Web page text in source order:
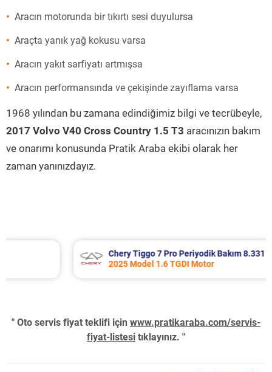
Aracın motorunda bir tıkırtı sesi duyulursa
Araçta yanık yağ kokusu varsa
Aracın yakıt sarfiyatı artmışsa
Aracın performansında ve çekişinde zayıflama varsa
1968 yılından bu zamana edindiğimiz bilgi ve tecrübeyle,
2017 Volvo V40 Cross Country 1.5 T3 aracınızın bakım
ve onarımı konusunda Pratik Araba ekibi olarak her
zaman yanınızdayız.
Chery Tiggo 7 Pro Periyodik Bakım 8.331 TL
2025 Model 1.6 TGDI Motor
" Oto servis fiyat teklifi için www.pratikaraba.com/servis-
fiyat-listesi tıklayınız. "